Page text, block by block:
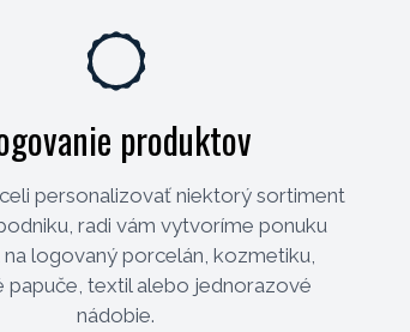
produktov
personalizovať niektorý sortiment
radi vám vytvoríme ponuku
na logovaný porcelán, kozmetiku,
papuče, textil alebo jednorazové
nádobie.